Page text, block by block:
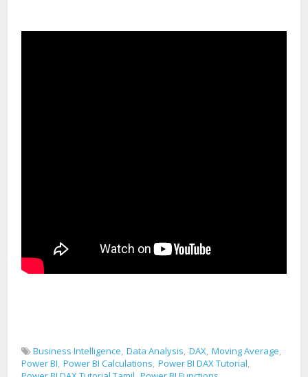
Business Intelligence Data Analysis DAX Moving Average
Power BI Power BI Calculations Power BI DAX Tutorial